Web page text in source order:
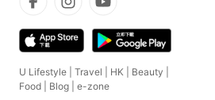
U Lifestyle Travel HK Beauty
Food
Blog e-zone